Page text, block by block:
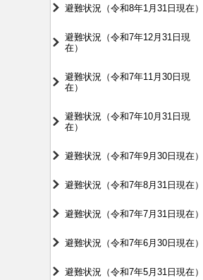
避難状況（令和8年1月31日現在）
避難状況（令和7年12月31日現
在）
避難状況（令和7年11月30日現
在）
避難状況（令和7年10月31日現
在）
避難状況（令和7年9月30日現在）
避難状況（令和7年8月31日現在）
避難状況（令和7年7月31日現在）
避難状況（令和7年6月30日現在）
避難状況（令和7年5月31日現在）